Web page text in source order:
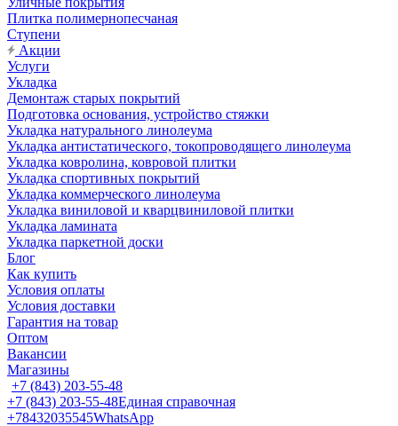
Плитка полимернопесчаная
Ступени
Акции
Услуги
Укладка
Демонтаж старых покрытий
Подготовка основания, устройство стяжки
Укладка натурального линолеума
Укладка антистатического, токопроводящего линолеума
Укладка ковролина, ковровой плитки
Укладка спортивных покрытий
Укладка коммерческого линолеума
Укладка виниловой и кварцвиниловой плитки
Укладка ламината
Укладка паркетной доски
Блог
Как купить
Условия оплаты
Условия доставки
Гарантия на товар
Оптом
Вакансии
Магазины
+7 (843) 203-55-48
+7 (843) 203-55-48Единая справочная
+78432035545WhatsApp